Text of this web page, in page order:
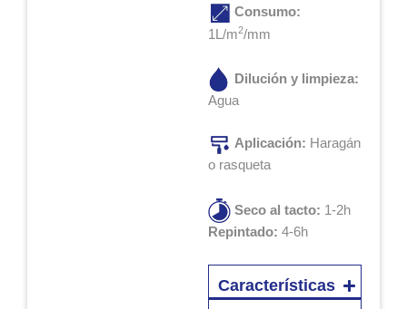
Consumo:
1L/m2/mm
Dilución y limpieza:
Agua
Aplicación: Haragán
o rasqueta
Seco al tacto: 1-2h
Repintado: 4-6h
Características